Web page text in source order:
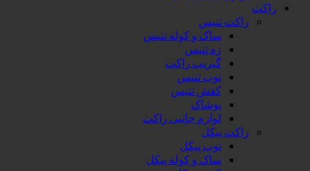
راکت
راکت تنیس
ساک و کوله تنیس
زه تنیس
گیریپ راکت
توپ تنیس
کفش تنیس
پوشاک
لوازم جانبی راکت
راکت پیکل
توپ پیکل
ساک و کوله پیکل